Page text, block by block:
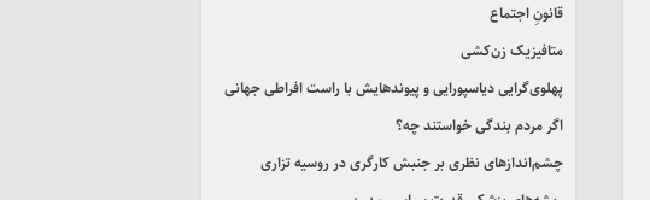
قانونِ اجتماع
متافیزیک زن‌کشی
پهلوی‌گرایی دیاسپورایی و پیوندهایش با راست افراطی جهانی
اگر مردم بندگی خواستند چه؟
چشم‌اندازهای نظری بر جنبش کارگری در روسیه تزاری